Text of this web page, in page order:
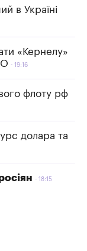
в Україні
«Кернелу»
19:16
флоту рф
долара та
18:15